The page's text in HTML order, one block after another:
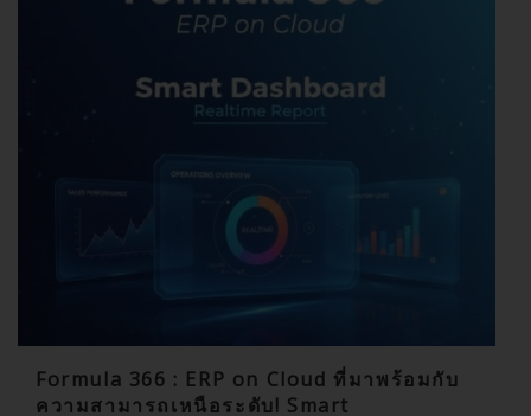
Formula 366 : ERP on Cloud ที่มาพร้อมกับ
ความสามารถเหนือระดับ! Smart